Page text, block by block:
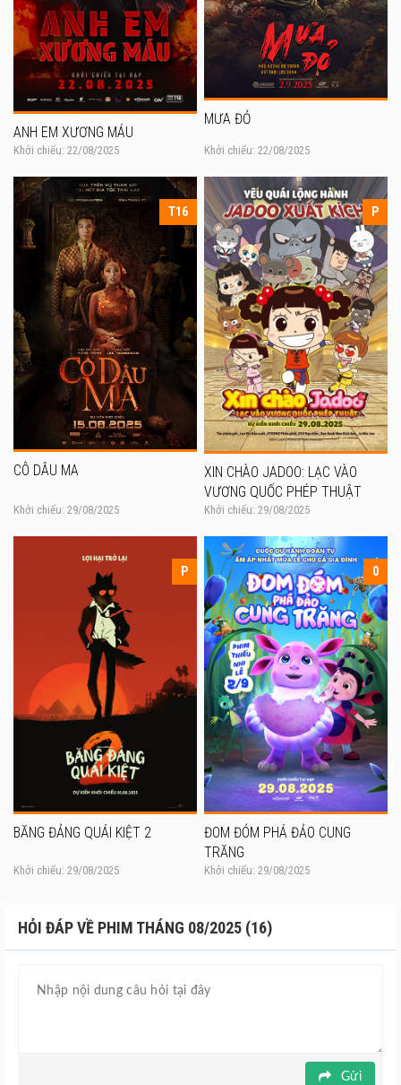
ANH EM XƯƠNG MÁU
Khởi chiếu: 22/08/2025
MƯA ĐỎ
Khởi chiếu: 22/08/2025
T16
CÔ DÂU MA
Khởi chiếu: 29/08/2025
P
XIN CHÀO JADOO: LẠC VÀO
VƯƠNG QUỐC PHÉP THUẬT
Khởi chiếu: 29/08/2025
P
BĂNG ĐẢNG QUÁI KIỆT 2
Khởi chiếu: 29/08/2025
0
ĐOM ĐÓM PHÁ ĐẢO CUNG
TRĂNG
Khởi chiếu: 29/08/2025
HỎI ĐÁP VỀ PHIM THÁNG 08/2025 (16)
Gửi